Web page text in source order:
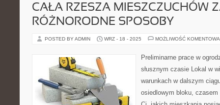
CAŁA RZESZA MIESZCZUCHÓW
RÓŻNORODNE SPOSOBY
POSTED BY ADMIN WRZ - 18 - 2025 MOŻLIWOŚĆ
Preliminarne prace w
słusznym czasie Lokal w
warunkach w dalszym
osiedlowym bloku,